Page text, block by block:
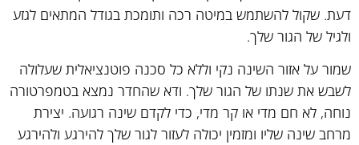
דעת. שקול להשתמש במיטה רכה ותומכת בגודל המתאים לגזע
ולגיל של הגור שלך.
שמור על אזור השינה נקי וללא כל סכנה פוטנציאלית שעלולה
לשבש את שנתו של הגור שלך. ודא שהחדר נמצא בטמפרטורה
נוחה, לא חם מדי או קר מדי, כדי לקדם שינה רגועה. יצירת
מרחב שינה שליו ומזמין יכולה לעזור לגור שלך להירגע ולהירגע